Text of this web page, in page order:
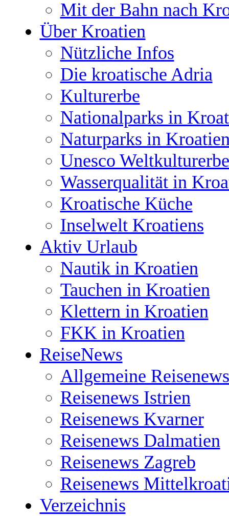
Mit der Bahn nach
Über Kroatien
Nützliche Infos
Die kroatische Adria
Kulturerbe
Nationalparks in
Naturparks in
Unesco
Wasserqualität in
Kroatische Küche
Inselwelt Kroatiens
Aktiv Urlaub
Nautik in Kroatien
Tauchen in Kroatien
Klettern in Kroatien
FKK in Kroatien
ReiseNews
Allgemeine
Reisenews Istrien
Reisenews Kvarner
Reisenews Dalmatien
Reisenews Zagreb
Reisenews
Verzeichnis